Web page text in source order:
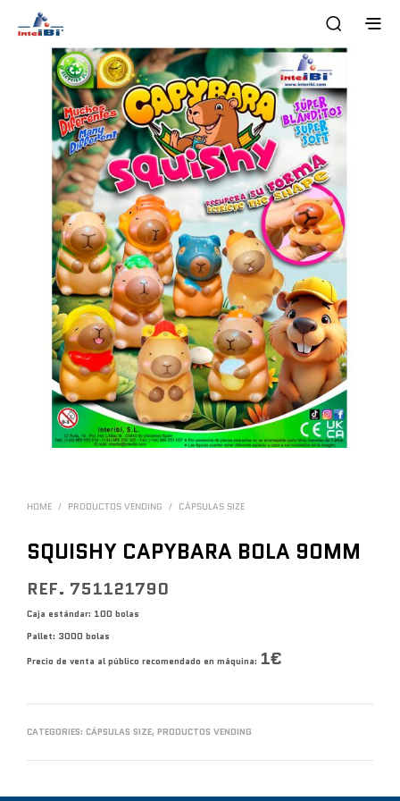
HOME / PRODUCTOS VENDING / CÁPSULAS SIZE
SQUISHY CAPYBARA BOLA 90MM
REF. 751121790
Caja estándar: 100 bolas
Pallet: 3000 bolas
Precio de venta al público recomendado en máquina: 1€
CATEGORIES: CÁPSULAS SIZE, PRODUCTOS VENDING